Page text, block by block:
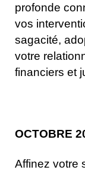
profonde
vos
sagacité,
votre
financiers et
OCTOBRE
Affinez votre